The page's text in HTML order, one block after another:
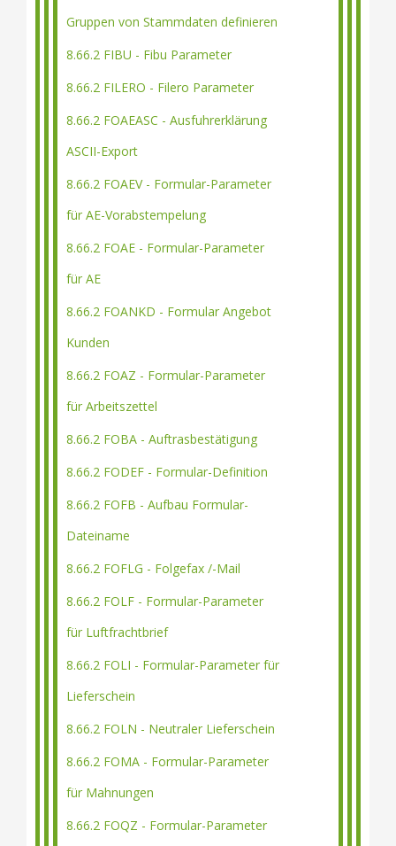
Gruppen von Stammdaten definieren
8.66.2 FIBU - Fibu Parameter
8.66.2 FILERO - Filero Parameter
8.66.2 FOAEASC - Ausfuhrerklärung
ASCII-Export
8.66.2 FOAEV - Formular-Parameter
für AE-Vorabstempelung
8.66.2 FOAE - Formular-Parameter
für AE
8.66.2 FOANKD - Formular Angebot
Kunden
8.66.2 FOAZ - Formular-Parameter
für Arbeitszettel
8.66.2 FOBA - Auftrasbestätigung
8.66.2 FODEF - Formular-Definition
8.66.2 FOFB - Aufbau Formular-
Dateiname
8.66.2 FOFLG - Folgefax /-Mail
8.66.2 FOLF - Formular-Parameter
für Luftfrachtbrief
8.66.2 FOLI - Formular-Parameter für
Lieferschein
8.66.2 FOLN - Neutraler Lieferschein
8.66.2 FOMA - Formular-Parameter
für Mahnungen
8.66.2 FOQZ - Formular-Parameter